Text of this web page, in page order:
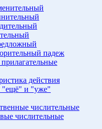
падеж
действия
"ещё" и "уже"
числительные
числительные